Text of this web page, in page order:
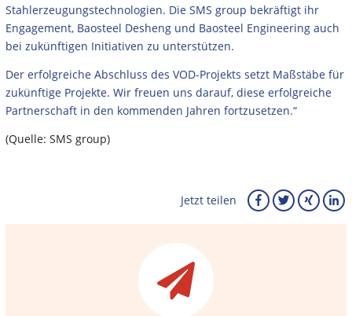
Stahlerzeugungstechnologien. Die SMS group bekräftigt ihr
Engagement, Baosteel Desheng und Baosteel Engineering auch
bei zukünftigen Initiativen zu unterstützen.
Der erfolgreiche Abschluss des VOD-Projekts setzt Maßstäbe für
zukünftige Projekte. Wir freuen uns darauf, diese erfolgreiche
Partnerschaft in den kommenden Jahren fortzusetzen.“
(Quelle: SMS group)
Jetzt teilen